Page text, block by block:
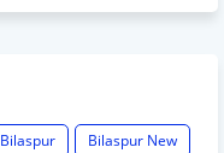
Bilaspur
Bilaspur New